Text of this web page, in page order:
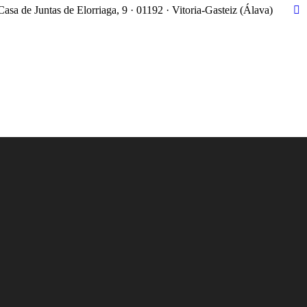
de Juntas de Elorriaga, 9 · 01192 · Vitoria-Gasteiz (Álava)
X